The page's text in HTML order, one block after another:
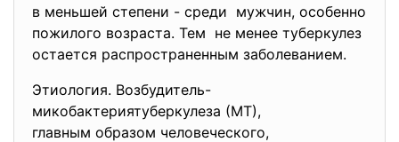
в меньшей степени - среди мужчин, особенно
пожилого возраста. Тем не менее туберкулез
остается распространенным заболеванием.
Этиология. Возбудитель-
микобактериятуберкулеза (МТ),
главным образом человеческого,